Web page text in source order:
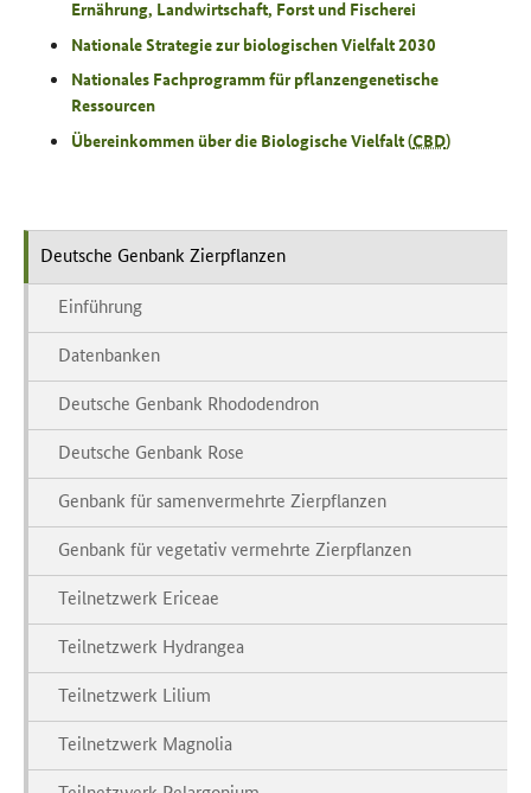
Ernährung, Landwirtschaft, Forst und Fischerei
Nationale Strategie zur biologischen Vielfalt 2030
Nationales Fachprogramm für pflanzengenetische
Ressourcen
Übereinkommen über die Biologische Vielfalt (CBD)
Deutsche Genbank Zierpflanzen
Einführung
Datenbanken
Deutsche Genbank Rhododendron
Deutsche Genbank Rose
Genbank für samenvermehrte Zierpflanzen
Genbank für vegetativ vermehrte Zierpflanzen
Teilnetzwerk Ericeae
Teilnetzwerk Hydrangea
Teilnetzwerk Lilium
Teilnetzwerk Magnolia